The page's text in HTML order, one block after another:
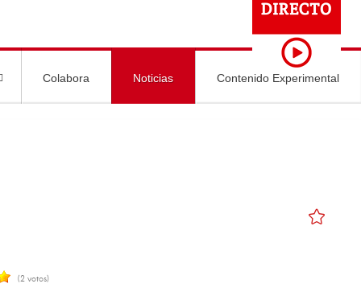
Colabora Noticias Contenido Experimental
(2 votos)